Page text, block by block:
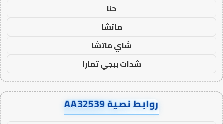
حنا
ماتشا
شاي ماتشا
شدات ببجي تمارا
روابط نصية AA32539